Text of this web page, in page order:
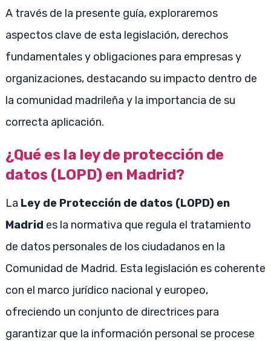
A través de la presente guía, exploraremos
aspectos clave de esta legislación, derechos
fundamentales y obligaciones para empresas y
organizaciones, destacando su impacto dentro de
la comunidad madrileña y la importancia de su
correcta aplicación.
¿Qué es la ley de protección de
datos (LOPD) en Madrid?
La Ley de Protección de datos (LOPD) en
Madrid es la normativa que regula el tratamiento
de datos personales de los ciudadanos en la
Comunidad de Madrid. Esta legislación es coherente
con el marco jurídico nacional y europeo,
ofreciendo un conjunto de directrices para
garantizar que la información personal se procese